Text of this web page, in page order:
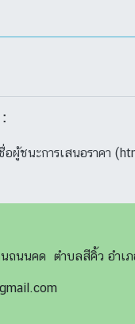
อผู้ชนะการเสนอราคา
นนคด ตำบลสีคิ้ว อำเ